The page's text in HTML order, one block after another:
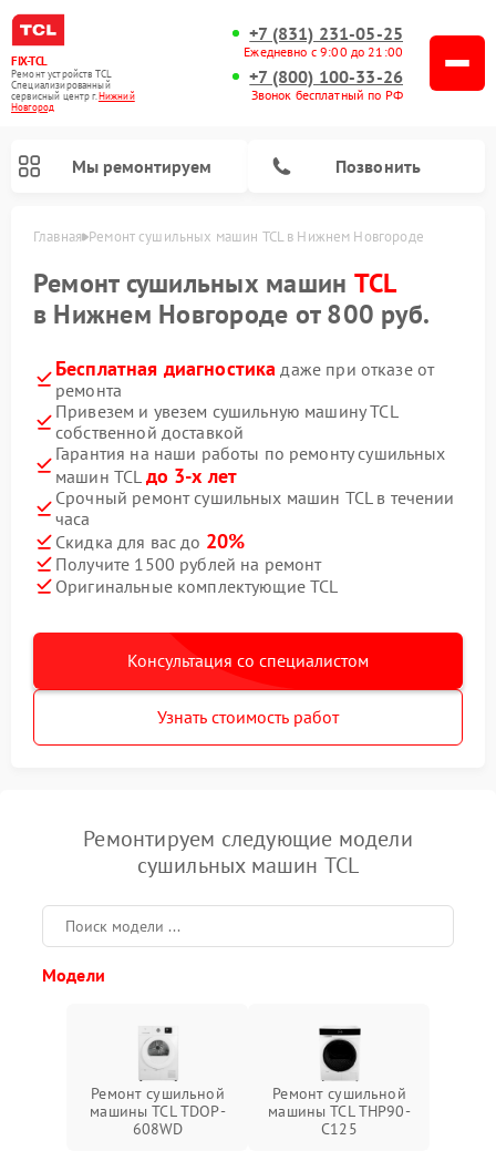
FIX-TCL
Ремонт устройств TCL
Специализированный
cервисный центр г.Нижний
Новгород
+7 (831) 231-05-25
Ежедневно с 9:00 до 21:00
+7 (800) 100-33-26
Звонок бесплатный по РФ
Мы ремонтируем Позвонить
Главная Ремонт сушильных машин TCL в Нижнем Новгороде
Ремонт сушильных машин TCL
в Нижнем Новгороде от 800 руб.
Бесплатная диагностика даже при отказе от
ремонта
Привезем и увезем сушильную машину TCL
собственной доставкой
Гарантия на наши работы по ремонту сушильных
машин TCL до 3-х лет
Срочный ремонт сушильных машин TCL в течении
часа
Скидка для вас до 20%
Получите 1500 рублей на ремонт
Оригинальные комплектующие TCL
Консультация со специалистом
Узнать стоимость работ
Ремонтируем следующие модели
сушильных машин TCL
Модели
Ремонт сушильной
машины TCL TDOP-
608WD
Ремонт сушильной
машины TCL THP90-
C125